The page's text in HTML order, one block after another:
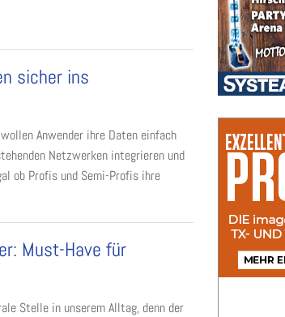
sicher ins
Anwender ihre Daten einfach
Netzwerken integrieren und
ob Profis und Semi-Profis ihre
Must-Have für
Stelle in unserem Alltag, denn der